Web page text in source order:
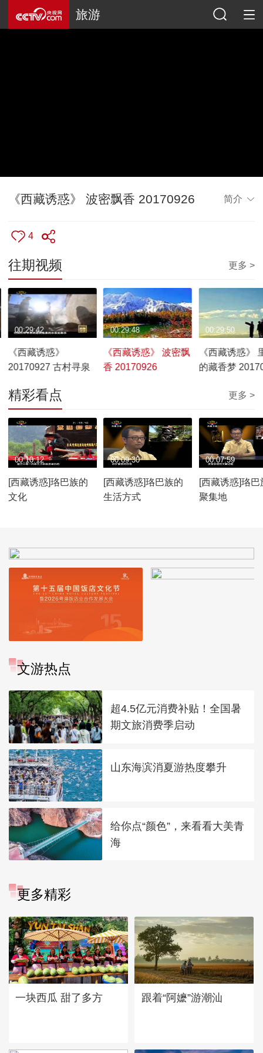
旅游
《西藏诱惑》 波密飘香 20170926 简介
4
往期视频 更多 >
《西藏诱惑》
20170927 古村寻泉
00:29:42
《西藏诱惑》 波密飘
香 20170926
00:29:48
《西藏诱惑》
的藏香梦
00:29:50
精彩看点 更多 >
[西藏诱惑]珞巴族的
文化
00:10:12
[西藏诱惑]珞巴族的
生活方式
00:09:30
[西藏诱惑]珞巴
聚集地
00:07:59
文游热点
超4.5亿元消费补贴！全国暑
期文旅消费季启动
山东海滨消夏游热度攀升
给你点“颜色”，来看看大美青
海
更多精彩
一块西瓜 甜了多方 跟着“阿嬷”游潮汕